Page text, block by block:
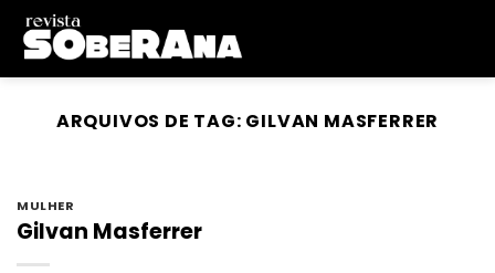
Skip
content
ARQUIVOS DE TAG: GILVAN MASFERRER
MULHER
Gilvan Masferrer